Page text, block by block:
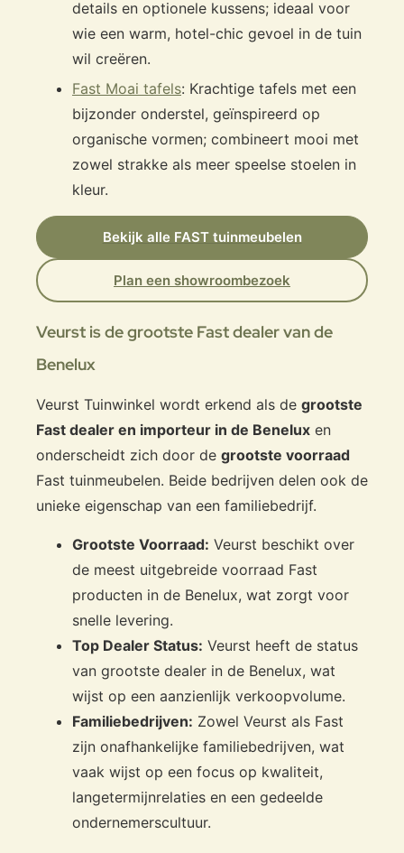
details en optionele kussens; ideaal voor
wie een warm, hotel-chic gevoel in de tuin
wil creëren.
Fast Moai tafels: Krachtige tafels met een
bijzonder onderstel, geïnspireerd op
organische vormen; combineert mooi met
zowel strakke als meer speelse stoelen in
kleur.
Bekijk alle FAST tuinmeubelen
Plan een showroombezoek
Veurst is de grootste Fast dealer van de
Benelux
Veurst Tuinwinkel wordt erkend als de grootste
Fast dealer en importeur in de Benelux en
onderscheidt zich door de grootste voorraad
Fast tuinmeubelen. Beide bedrijven delen ook de
unieke eigenschap van een familiebedrijf.
Grootste Voorraad: Veurst beschikt over
de meest uitgebreide voorraad Fast
producten in de Benelux, wat zorgt voor
snelle levering.
Top Dealer Status: Veurst heeft de status
van grootste dealer in de Benelux, wat
wijst op een aanzienlijk verkoopvolume.
Familiebedrijven: Zowel Veurst als Fast
zijn onafhankelijke familiebedrijven, wat
vaak wijst op een focus op kwaliteit,
langetermijnrelaties en een gedeelde
ondernemerscultuur.